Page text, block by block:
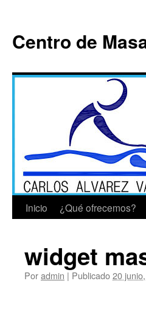
contenido
Centro de
Inicio ¿Qué ofrecemos?
widget
Poradmin | Publicado20